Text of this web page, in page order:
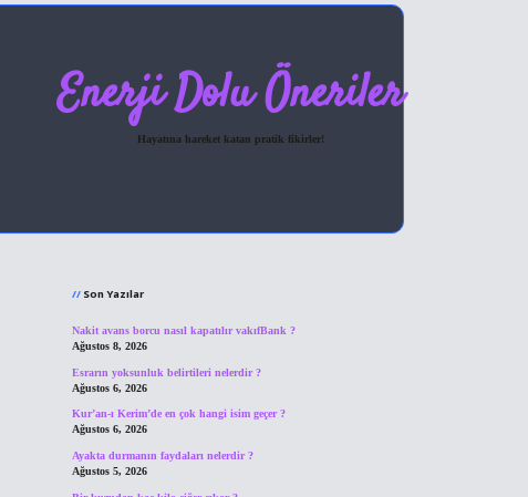
Enerji Dolu Öneriler
Hayatına hareket katan pratik fikirler!
Son Yazılar
Nakit avans borcu nasıl kapatılır vakıfBank ?
Ağustos 8, 2026
Esrarın yoksunluk belirtileri nelerdir ?
Ağustos 6, 2026
Kur’an-ı Kerim’de en çok hangi isim geçer ?
Ağustos 6, 2026
Ayakta durmanın faydaları nelerdir ?
Ağustos 5, 2026